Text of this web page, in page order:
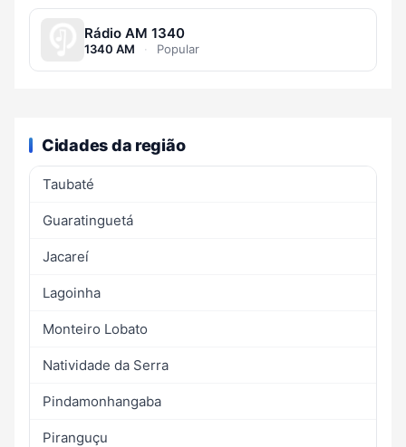
Rádio AM 1340
1340 AM · Popular
Cidades da região
Taubaté
Guaratinguetá
Jacareí
Lagoinha
Monteiro Lobato
Natividade da Serra
Pindamonhangaba
Piranguçu